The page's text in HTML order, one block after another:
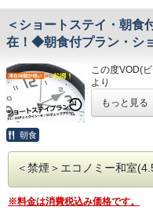
◇その他サー
・全館無料
・コインラ
・VOD(ビデ
・レンタルサ
・24時間フロ
◇アクセス◇
・JR高知駅…
◇周辺観光◇
20分
・繁華街…徒
・男性用サウ
◇駐車場◇
・大型トラ
完備。
(700円/泊 ※車
※大型車をご
※駐車場は先
◇その他サー
・全館無料Wi-
・コインラン
・VOD(ビデ
②JR高知駅か
③良質の睡眠
④広々とした
浴可能
⑤ホテルに隣
チェックイン
和食・洋食
どちらもバラ
お米は高知の
♪
＜ショートステイ・朝食
在！◆朝食付プラン・シ
この度VOD(
より
りました。
今までご愛顧
チェックイン
チェックアウ
もっと見る
朝食
＜禁煙＞エコノミー和室
※料金は消費税込み価格です。